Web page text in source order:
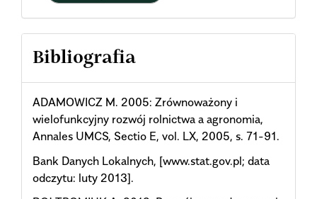
Bibliografia
ADAMOWICZ M. 2005: Zrównoważony i
wielofunkcyjny rozwój rolnictwa a agronomia,
Annales UMCS, Sectio E, vol. LX, 2005, s. 71-91.
Bank Danych Lokalnych, [www.stat.gov.pl; data
odczytu: luty 2013].